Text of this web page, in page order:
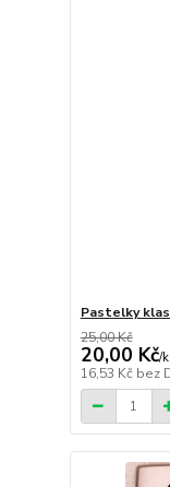
Pastelky
25,00 Kč
20,00 Kč/
16,53 Kč bez